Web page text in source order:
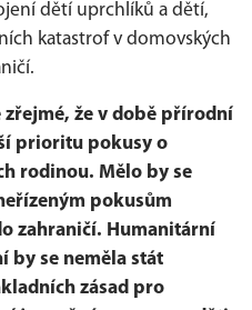
dětí uprchlíků a dětí,
katastrof v domovských
zřejmé, že v době přírodní
prioritu pokusy o
rodinou. Mělo by se
pokusům
zahraničí. Humanitární
by se neměla stát
zásad pro